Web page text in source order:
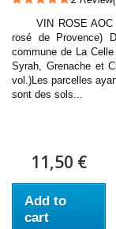
VIN ROSE AOC
rosé de Provence)
commune de La
Syrah, Grenache et
vol.)Les parcelles
sont des sols...
11,50 €
Add to
cart